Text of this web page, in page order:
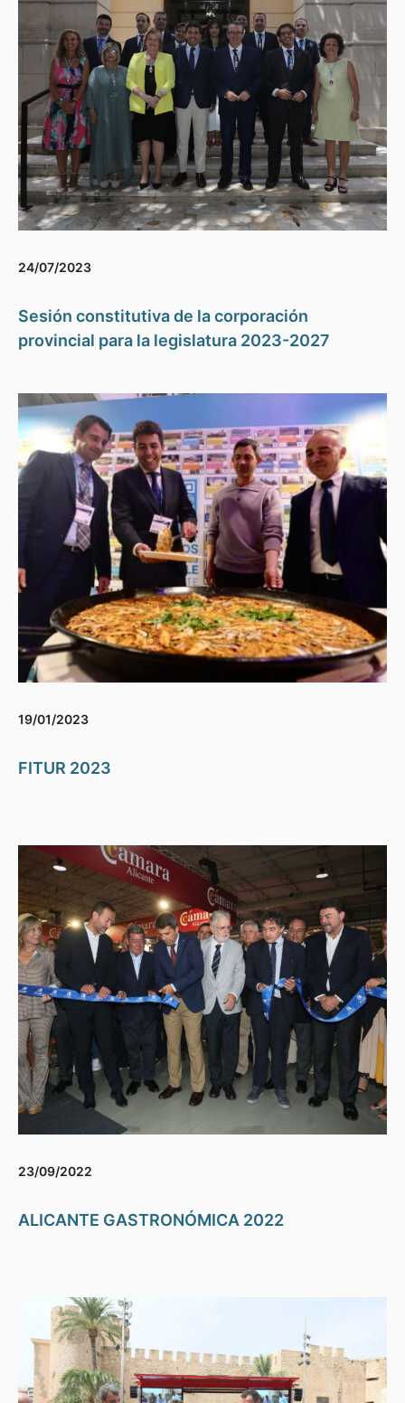
24/07/2023
Sesión constitutiva de la corporación
provincial para la legislatura 2023-2027
19/01/2023
FITUR 2023
23/09/2022
ALICANTE GASTRONÓMICA 2022